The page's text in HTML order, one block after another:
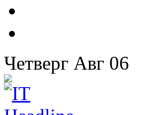
Четверг Авг 06